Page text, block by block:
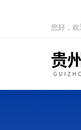
您好，欢